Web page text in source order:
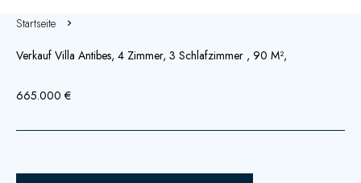
Startseite
Verkauf Villa Antibes, 4 Zimmer, 3 Schlafzimmer , 90 M²,
665.000 €